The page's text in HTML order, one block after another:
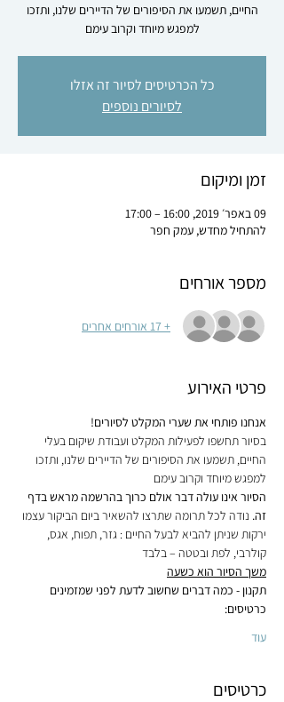
החיים, תשמעו את הסיפורים של הדיירים שלנו, ותזכו
למפגש מיוחד וקרוב עימם
כל הכרטיסים לסיור זה אזלו
לסיורים נוספים
זמן ומיקום
09 באפר׳ 2019, 16:00 – 17:00
להתחיל מחדש, עמק חפר
מספר אורחים
+ 17 אורחים אחרים
פרטי האירוע
אנחנו פותחי את שערי המקלט לסיורים!
בסיור תחשפו לפעילות המקלט ועבודת שיקום בעלי
החיים, תשמעו את הסיפורים של הדיירים שלנו, ותזכו
למפגש מיוחד וקרוב עימם
הסיור אינו עולה דבר אולם כרוך בהרשמה מראש בדף
זה. נודה לכל תרומה שתרצו להשאיר ביום הביקור עצמו
ירקות שניתן להביא לבעל החיים : גזר, תפוח, אגס,
קולרבי, לפת ובטטה – בלבד
משך הסיור הוא כשעה
תקנון - כמה דברים שחשוב לדעת לפני שמזמינים
כרטיסים:
עוד
כרטיסים